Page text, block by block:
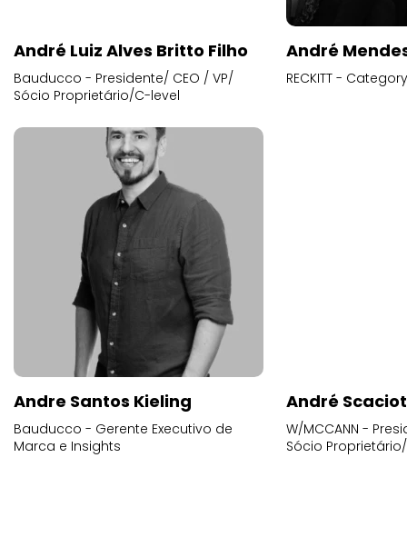
Bauducco - Presidente/ CEO / VP/
Sócio Proprietário/C-level
André
RECKITT -
Andre Santos Kieling
Bauducco - Gerente Executivo de
Marca e Insights
W/MCCANN -
Sócio